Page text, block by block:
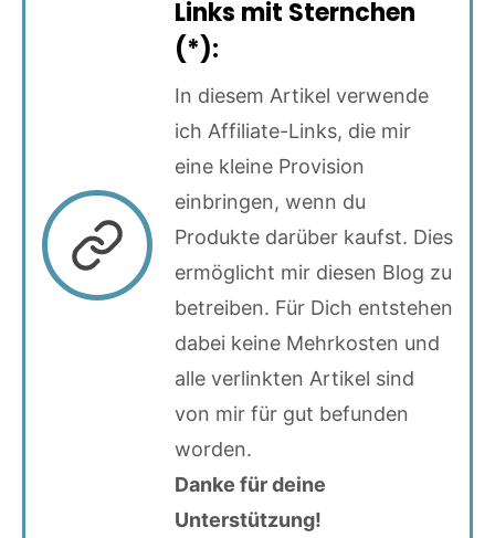
Links mit Sternchen
(*):
In diesem Artikel verwende
ich Affiliate-Links, die mir
eine kleine Provision
einbringen, wenn du
Produkte darüber kaufst. Dies
ermöglicht mir diesen Blog zu
betreiben. Für Dich entstehen
dabei keine Mehrkosten und
alle verlinkten Artikel sind
von mir für gut befunden
worden.
Danke für deine
Unterstützung!